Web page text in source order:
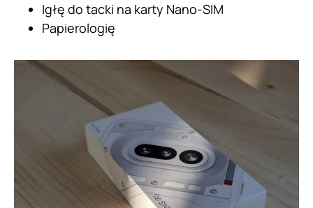
Igłę do tacki na karty Nano-SIM
Papierologię